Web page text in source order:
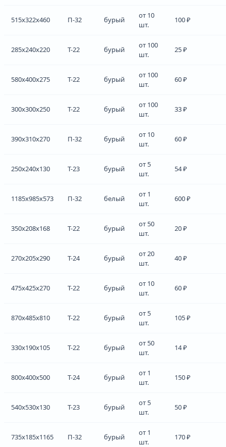
515x322x460 П-32 бурый
от 10
шт.
100 ₽
285x240x220 Т-22 бурый
от 100
шт.
25 ₽
580x400x275 Т-22 бурый
от 100
шт.
60 ₽
300x300x250 Т-22 бурый
от 100
шт.
33 ₽
390x310x270 П-32 бурый
от 10
шт.
60 ₽
250x240x130 Т-23 бурый
от 5
шт.
54 ₽
1185x985x573 П-32 белый
от 1
шт.
600 ₽
350x208x168 Т-22 бурый
от 50
шт.
20 ₽
270x205x290 Т-24 бурый
от 20
шт.
40 ₽
475x425x270 Т-22 бурый
от 10
шт.
60 ₽
870x485x810 Т-22 бурый
от 5
шт.
105 ₽
330x190x105 Т-22 бурый
от 50
шт.
14 ₽
800x400x500 Т-24 бурый
от 1
шт.
150 ₽
540x530x130 Т-23 бурый
от 5
шт.
50 ₽
735x185x1165 П-32 бурый
от 1
шт.
170 ₽